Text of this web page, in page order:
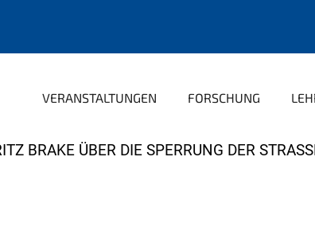
VERANSTALTUNGEN FORSCHUNG
BRAKE ÜBER DIE SPERRUNG DER